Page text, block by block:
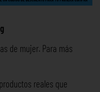
de mujer. Para más
reales que